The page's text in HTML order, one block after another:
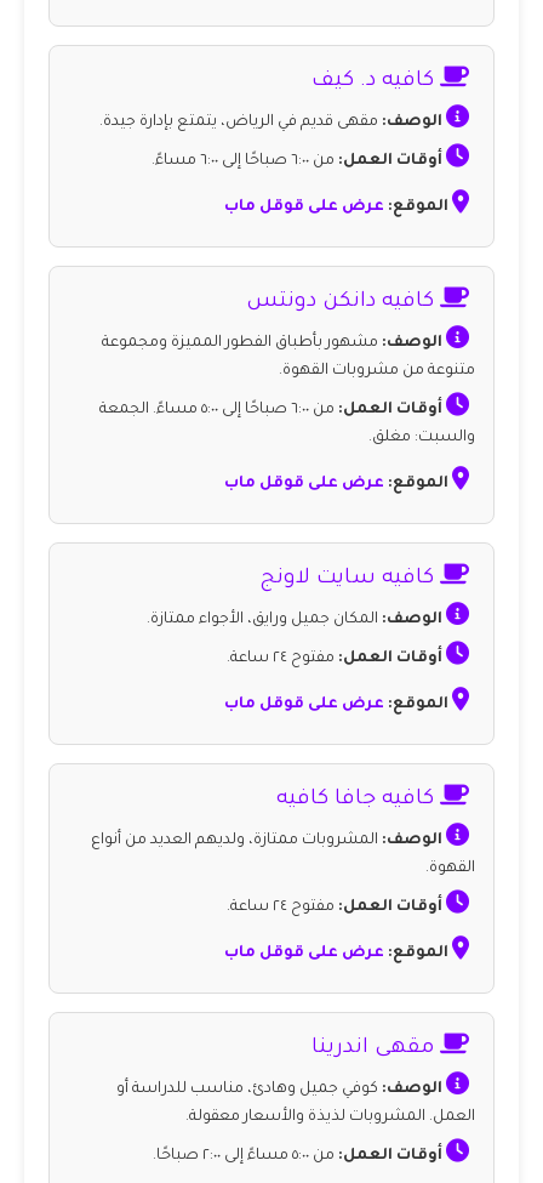
كافيه د. كيف
الوصف: مقهى قديم في الرياض، يتمتع بإدارة جيدة.
أوقات العمل: من ٦:٠٠ صباحًا إلى ٦:٠٠ مساءً.
الموقع: عرض على قوقل ماب
كافيه دانكن دونتس
الوصف: مشهور بأطباق الفطور المميزة ومجموعة
متنوعة من مشروبات القهوة.
أوقات العمل:
من ٦:٠٠ صباحًا إلى ٥:٠٠ مساءً. الجمعة
والسبت: مغلق.
الموقع: عرض على قوقل ماب
كافيه سايت لاونج
الوصف: المكان جميل ورايق، الأجواء ممتازة.
أوقات العمل: مفتوح ٢٤ ساعة.
الموقع: عرض على قوقل ماب
كافيه جافا كافيه
الوصف: المشروبات ممتازة، ولديهم العديد من أنواع
القهوة.
أوقات العمل: مفتوح ٢٤ ساعة.
الموقع: عرض على قوقل ماب
مقهى اندرينا
الوصف: كوفي جميل وهادئ، مناسب للدراسة أو
العمل. المشروبات لذيذة والأسعار معقولة.
أوقات العمل: من ٥:٠٠ مساءً إلى ٢:٠٠ صباحًا.